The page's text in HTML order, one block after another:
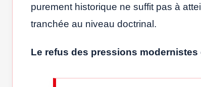
purement historique ne suffit pas à
tranchée au niveau doctrinal.
Le refus des pressions modernistes